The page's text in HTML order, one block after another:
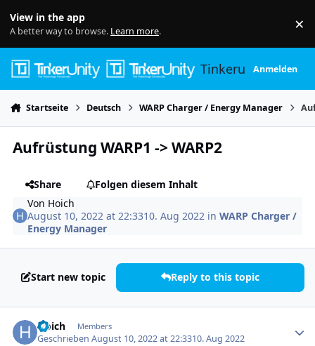
View in the app
A better way to browse. Learn more. ×
TinkerunityAnmelden
Startseite Deutsch WARP Charger / Energy Manager
Aufrüstung WARP1 -> WARP2
Share
Folgen diesem Inhalt
Von Hoich
August 10, 2022 at 22:3310. Aug 2022 inWARP Charger /
Energy Manager
Start new topic Reply to this topic
Hoich Members
GeschriebenAugust 10, 2022 at 22:3310. Aug 2022